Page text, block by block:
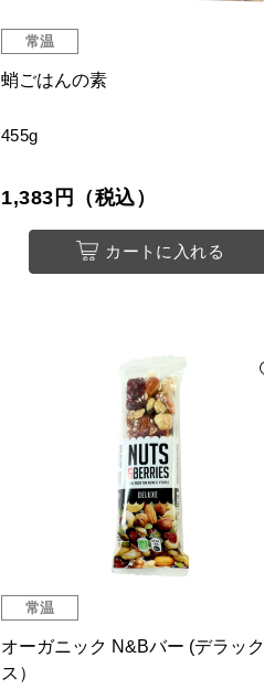
常温
蛸ごはんの素
455g
1,383円（税込）
カートに入れる
常温
オーガニック N&Bバー (デラック
ス）